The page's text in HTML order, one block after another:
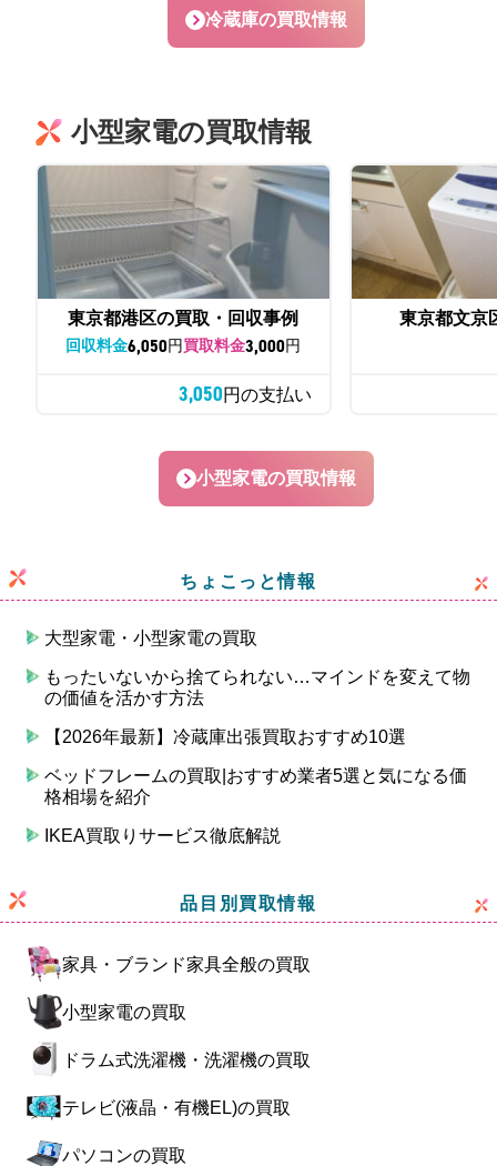
冷蔵庫の買取情報
小型家電の買取情報
東京都港区の買取・回収事例
回収料金6,050円買取料金3,000円
3,050円の支払い
東京都文京
小型家電の買取情報
ちょこっと情報
大型家電・小型家電の買取
もったいないから捨てられない…マインドを変えて物
の価値を活かす方法
【2026年最新】冷蔵庫出張買取おすすめ10選
ベッドフレームの買取|おすすめ業者5選と気になる価
格相場を紹介
IKEA買取りサービス徹底解説
品目別買取情報
家具・ブランド家具全般の買取
小型家電の買取
ドラム式洗濯機・洗濯機の買取
テレビ(液晶・有機EL)の買取
パソコンの買取